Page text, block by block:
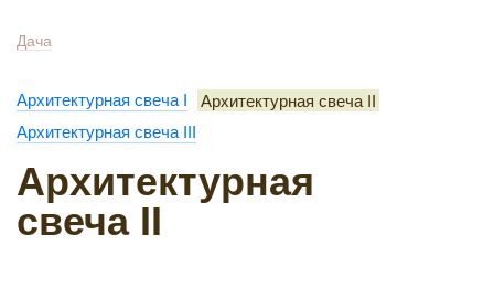
Дача
Архитектурная свеча I
Архитектурная свеча II
Архитектурная свеча III
Архитектурная
свеча II